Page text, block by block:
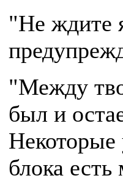
"Не ждите
"Между
был и
Некоторые
блока есть